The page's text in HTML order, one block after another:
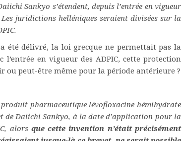
Sankyo s’étendent, depuis l’entrée en vigueur
juridictions helléniques seraient divisées sur la
été délivré, la loi grecque ne permettait pas la
en vigueur des ADPIC, cette protection
ou peut-être même pour la période antérieure ?
pharmaceutique lévofloxacine hémihydrate
de Daiichi Sankyo, à la date d’application pour la
alors que cette invention n’était précisément